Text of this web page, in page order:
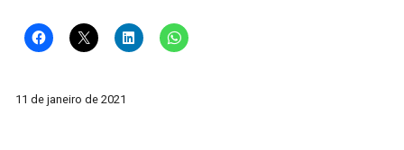
11 de janeiro de 2021